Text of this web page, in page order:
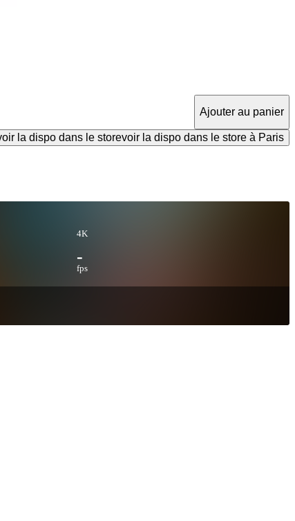
Ajouter au panier
la dispo dans le storevoir la dispo dans le store à Paris
4K
-
fps